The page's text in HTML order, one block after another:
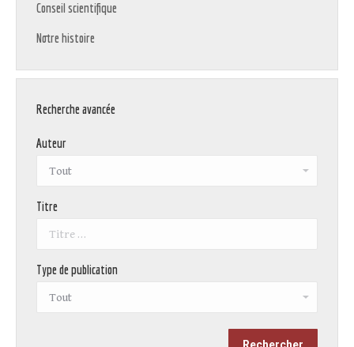
Conseil scientifique
Notre histoire
Recherche avancée
Auteur
Titre
Type de publication